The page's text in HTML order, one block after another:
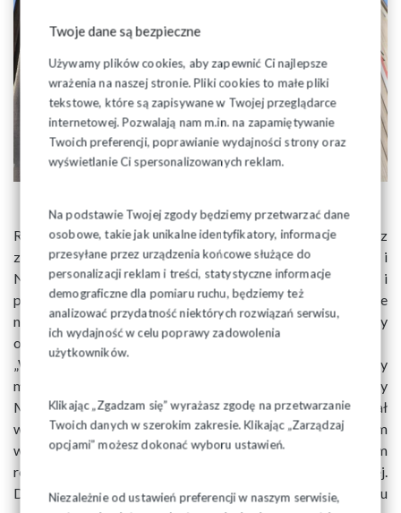
Twoje dane są bezpieczne
Używamy plików cookies, aby zapewnić Ci najlepsze
wrażenia na naszej stronie. Pliki cookies to małe pliki
tekstowe, które są zapisywane w Twojej przeglądarce
internetowej. Pozwalają nam m.in. na zapamiętywanie
Twoich preferencji, poprawianie wydajności strony oraz
wyświetlanie Ci spersonalizowanych reklam.
Na podstawie Twojej zgody będziemy przetwarzać dane
osobowe, takie jak unikalne identyfikatory, informacje
przesyłane przez urządzenia końcowe służące do
personalizacji reklam i treści, statystyczne informacje
demograficzne dla pomiaru ruchu, będziemy też
analizować przydatność niektórych rozwiązań serwisu,
ich wydajność w celu poprawy zadowolenia
użytkowników.
Klikając „Zgadzam się” wyrażasz zgodę na przetwarzanie
Twoich danych w szerokim zakresie. Klikając „Zarządzaj
opcjami” możesz dokonać wyboru ustawień.
Niezależnie od ustawień preferencji w naszym serwisie,
Rada KSOiW uważa, że brak realizacji Porozumienia oraz
złożone stronie społecznej przez Ministerstwo Edukacji i
Nauki propozycje znacznie pogarszające warunki pracy i
płacy nauczycieli powodują, iż niecelowe jest prowadzenie
negocjacji w sprawie awansu zawodowego, oceny pracy czy
odbiurokratyzowania funkcjonowania szkoły.
„W związku z ogłoszoną przez rząd propozycją płacy
minimalnej na 2022 rok w kwocie 3000 zł oczekujemy, aby
Minister Edukacji i Nauki jednoznacznie zaproponował
wysokość wynagrodzenia nauczyciela z wyższym
wykształceniem i przygotowaniem pedagogicznym
rozpoczynającym pracę w zawodzie” – czytamy dalej.
Dlatego też Rada KSOiW podjęła decyzję o wycofaniu